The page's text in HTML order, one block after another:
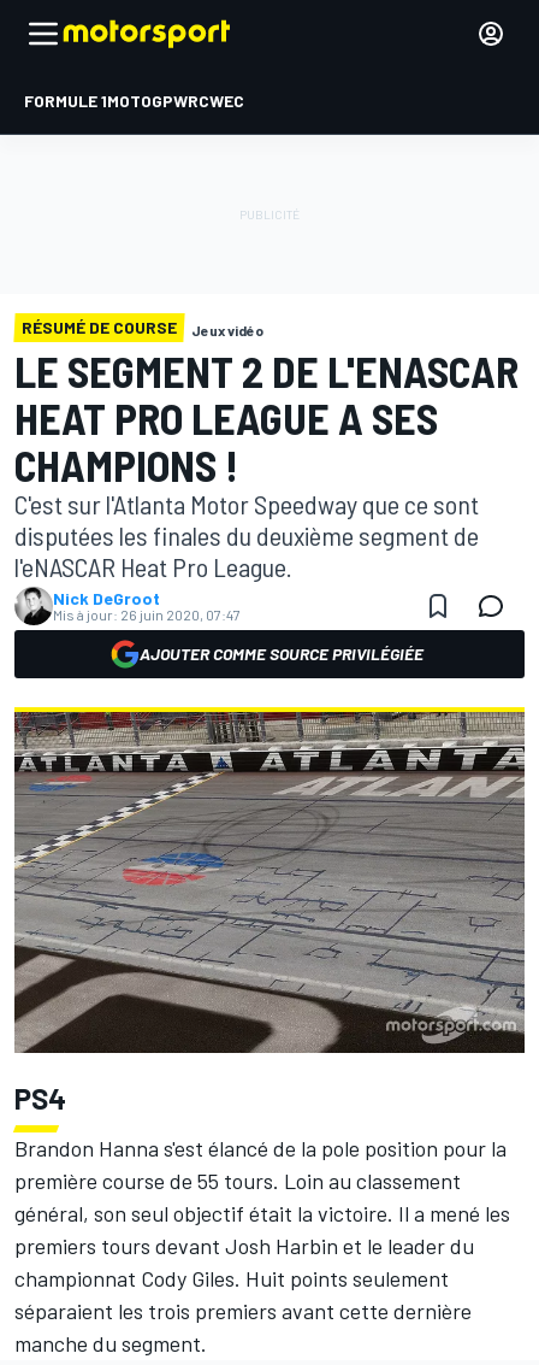
FORMULE 1MOTOGPWRCWEC
RÉSUMÉ DE COURSE Jeux vidéo
LE SEGMENT 2 DE L'ENASCAR
HEAT PRO LEAGUE A SES
CHAMPIONS !
C'est sur l'Atlanta Motor Speedway que ce sont
disputées les finales du deuxième segment de
l'eNASCAR Heat Pro League.
Nick DeGroot
Mis à jour: 26 juin 2020, 07:47
AJOUTER COMME SOURCE PRIVILÉGIÉE
PS4
Brandon Hanna s'est élancé de la pole position pour la
première course de 55 tours. Loin au classement
général, son seul objectif était la victoire. Il a mené les
premiers tours devant Josh Harbin et le leader du
championnat Cody Giles. Huit points seulement
séparaient les trois premiers avant cette dernière
manche du segment.